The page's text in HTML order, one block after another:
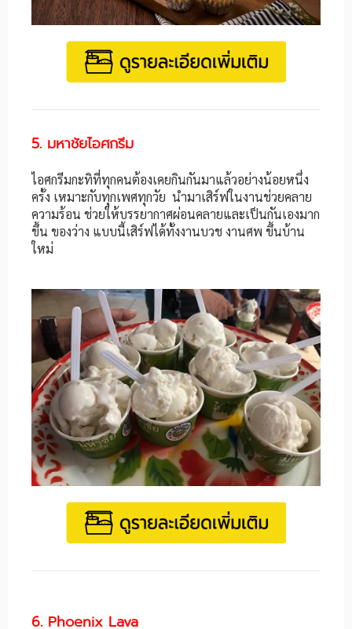
5. มหาชัยไอศกรีม
ไอศกรีมกะทิที่ทุกคนต้องเคยกินกันมาแล้วอย่างน้อยหนึ่ง
ครั้ง เหมาะกับทุกเพศทุกวัย นำมาเสิร์ฟในงานช่วยคลาย
ความร้อน ช่วยให้บรรยากาศผ่อนคลายและเป็นกันเองมาก
ขึ้น ของว่าง แบบนี้เสิร์ฟได้ทั้งงานบวช งานศพ ขึ้นบ้าน
ใหม่
6. Phoenix Lava